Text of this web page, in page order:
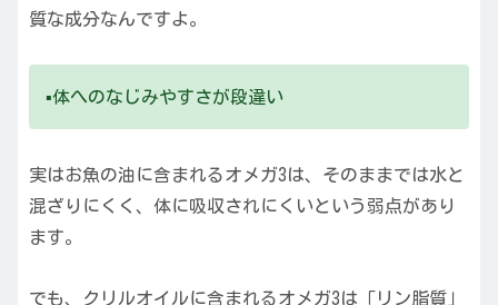
質な成分なんですよ。
▪️体へのなじみやすさが段違い
実はお魚の油に含まれるオメガ3は、そのままでは水と
混ざりにくく、体に吸収されにくいという弱点があり
ます。
でも、クリルオイルに含まれるオメガ3は「リン脂質」